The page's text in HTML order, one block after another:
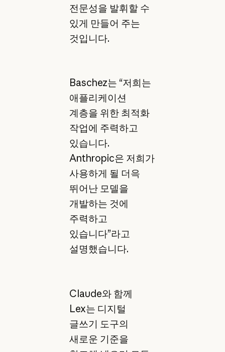
전문성을 발휘할 수
있게 만들어 주는
것입니다.
Baschez는 “저희는
애플리케이션
계층을 위한 최적화
작업에 주력하고
있습니다.
Anthropic은 저희가
사용하게 될 더윽
뛰어난 모델을
개발하는 것에
주력하고
있습니다”라고
설명했습니다.
Claude와 함께
Lex는 디지털
글쓰기 도구의
새로운 기준을